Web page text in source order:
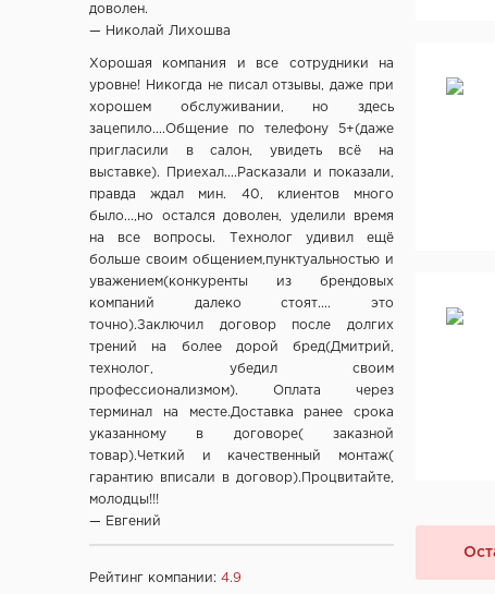
ОАО "Стройдетали" г. Вилейка
ООО "Вудрев" г. Мозырь
СООО Исток- Инвест, г. Минск
ОДО "ВИСТ", г. Молодечно
ЧТУП "Ньюдор", г. Минск
ОДО «Беллесизделие», г. Минск
Компания "Веллдорис", г. Санкт-Петербург
Фабрика дверей "Ростра", Москва
"Халес", г. Сморгонь
"Акма", г. Санкт-Петербург
company "Fuaro", Италия
"Dariano", г. Ульяновск
"DOORWOOD", Республика Марий Эл
"Ирбис-ТД", Россия, Москва
Ltd "AGB", Италия
OOO "Союз-Экспорт", Тайвань
Ltd "Archie", Испания
доволен.
— Николай Лихошва
Хорошая компания и все сотрудники на
уровне! Никогда не писал отзывы, даже при
хорошем обслуживании, но здесь
зацепило....Общение по телефону 5+(даже
пригласили в салон, увидеть всё на
выставке). Приехал....Расказали и показали,
правда ждал мин. 40, клиентов много
было...,но остался доволен, уделили время
на все вопросы. Технолог удивил ещё
больше своим общением,пунктуальностью и
уважением(конкуренты из брендовых
компаний далеко стоят.... это
точно).Заключил договор после долгих
трений на более дорой бред(Дмитрий,
технолог, убедил своим
профессионализмом). Оплата через
терминал на месте.Доставка ранее срока
указанному в договоре( заказной
товар).Четкий и качественный монтаж(
гарантию вписали в договор).Процвитайте,
молодцы!!!
— Евгений
Рейтинг компании: 4.9